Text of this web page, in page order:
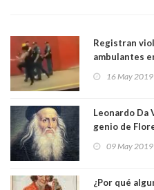
Registran
ambulantes
16 May 2019
Leonardo Da
genio de
09 May 2019
¿Por qué